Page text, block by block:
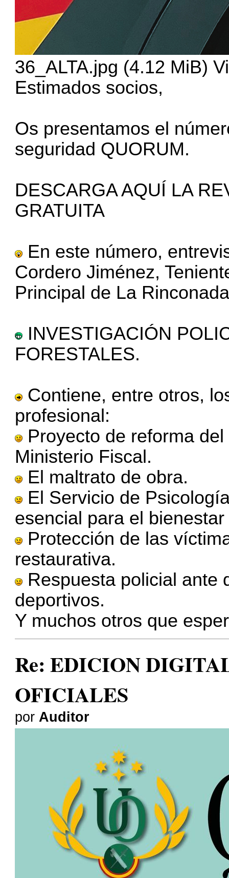
36_ALTA.jpg (4.12 MiB)
Estimados socios,
Os presentamos el
seguridad QUORUM.
DESCARGA AQUÍ LA
GRATUITA
En este número,
Cordero Jiménez,
Principal de La
INVESTIGACIÓN
FORESTALES.
Contiene, entre otros,
profesional:
Proyecto de reforma
Ministerio Fiscal.
El maltrato de obra.
El Servicio de
esencial para el
Protección de las
restaurativa.
Respuesta policial ante
deportivos.
Y muchos otros que
Re: EDICION
OFICIALES
por Auditor